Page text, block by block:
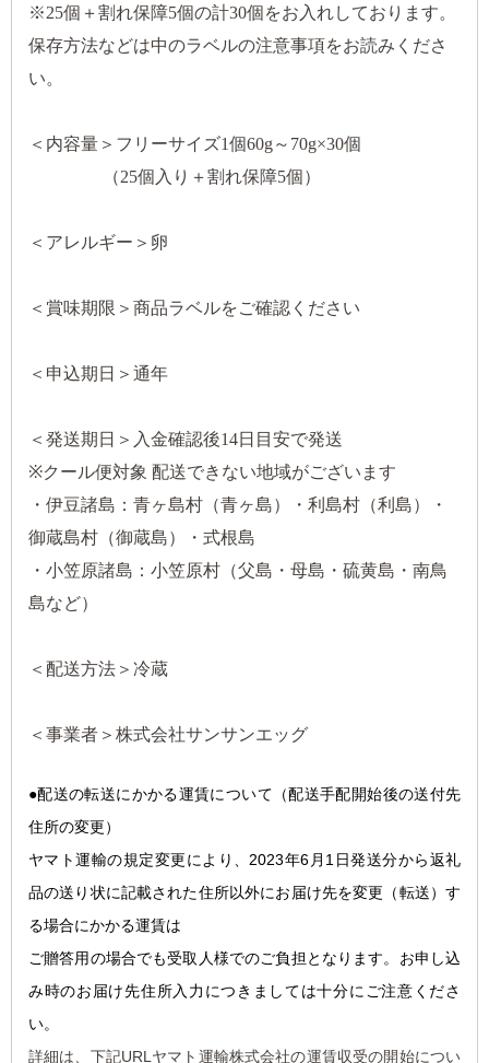
※25個＋割れ保障5個の計30個をお入れしております。
保存方法などは中のラベルの注意事項をお読みくださ
い。
＜内容量＞フリーサイズ1個60g～70g×30個
（25個入り＋割れ保障5個）
＜アレルギー＞卵
＜賞味期限＞商品ラベルをご確認ください
＜申込期日＞通年
＜発送期日＞入金確認後14日目安で発送
※クール便対象 配送できない地域がございます
・伊豆諸島：青ヶ島村（青ヶ島）・利島村（利島）・
御蔵島村（御蔵島）・式根島
・小笠原諸島：小笠原村（父島・母島・硫黄島・南鳥
島など）
＜配送方法＞冷蔵
＜事業者＞株式会社サンサンエッグ
●配送の転送にかかる運賃について（配送手配開始後の送付先
住所の変更）
ヤマト運輸の規定変更により、2023年6月1日発送分から返礼
品の送り状に記載された住所以外にお届け先を変更（転送）す
る場合にかかる運賃は
ご贈答用の場合でも受取人様でのご負担となります。お申し込
み時のお届け先住所入力につきましては十分にご注意くださ
い。
詳細は、下記URLヤマト運輸株式会社の運賃収受の開始につい